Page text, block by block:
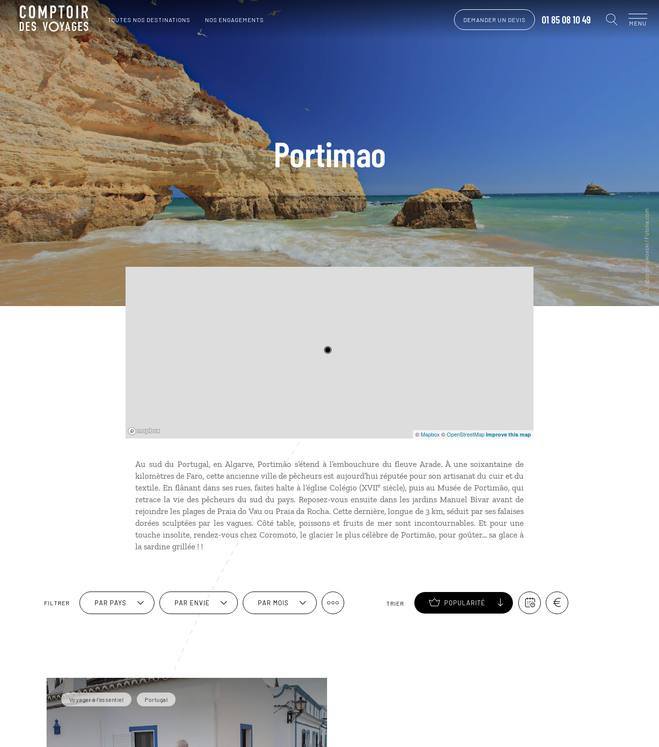
TOUTES NOS DESTINATIONS NOS ENGAGEMENTS DEMANDER UN DEVIS 01 85 08 10 49 MENU
Portimao
©Mapbox ©OpenStreetMap Improve this map
Au sud du Portugal, en Algarve, Portimão s’étend à l’embouchure du fleuve Arade. À une soixantaine de
kilomètres de Faro, cette ancienne ville de pêcheurs est aujourd’hui réputée pour son artisanat du cuir et du
textile. En flânant dans ses rues, faites halte à l’église Colégio (XVIIesiècle), puis au Musée de Portimão, qui
retrace la vie des pêcheurs du sud du pays. Reposez-vous ensuite dans les jardins Manuel Bívar avant de
rejoindre les plages de Praia do Vau ou Praia da Rocha. Cette dernière, longue de 3 km, séduit par ses falaises
dorées sculptées par les vagues. Côté table, poissons et fruits de mer sont incontournables. Et pour une
touche insolite, rendez-vous chez Coromoto, le glacier le plus célèbre de Portimão, pour goûter… sa glace à
la sardine grillée ! !
FILTRER PAR PAYS PAR ENVIE PAR MOIS TRIER POPULARITÉ
Voyager à l’essentiel Portugal